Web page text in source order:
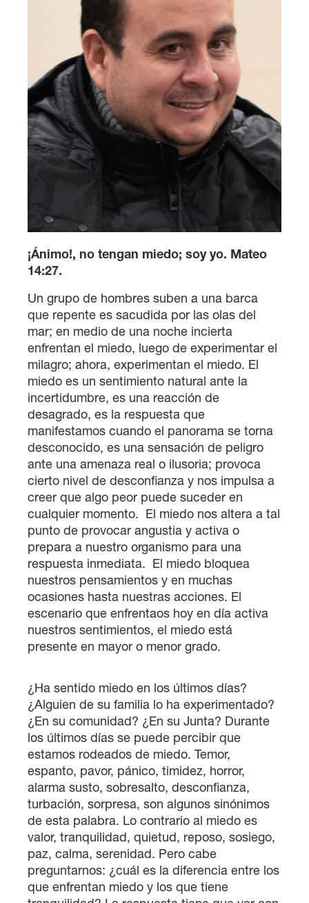
¡Ánimo!, no tengan miedo; soy yo. Mateo
14:27.
Un grupo de hombres suben a una barca
que repente es sacudida por las olas del
mar; en medio de una noche incierta
enfrentan el miedo, luego de experimentar el
milagro; ahora, experimentan el miedo. El
miedo es un sentimiento natural ante la
incertidumbre, es una reacción de
desagrado, es la respuesta que
manifestamos cuando el panorama se torna
desconocido, es una sensación de peligro
ante una amenaza real o ilusoria; provoca
cierto nivel de desconfianza y nos impulsa a
creer que algo peor puede suceder en
cualquier momento. El miedo nos altera a tal
punto de provocar angustia y activa o
prepara a nuestro organismo para una
respuesta inmediata. El miedo bloquea
nuestros pensamientos y en muchas
ocasiones hasta nuestras acciones. El
escenario que enfrentaos hoy en día activa
nuestros sentimientos, el miedo está
presente en mayor o menor grado.
¿Ha sentido miedo en los últimos días?
¿Alguien de su familia lo ha experimentado?
¿En su comunidad? ¿En su Junta? Durante
los últimos días se puede percibir que
estamos rodeados de miedo. Temor,
espanto, pavor, pánico, timidez, horror,
alarma susto, sobresalto, desconfianza,
turbación, sorpresa, son algunos sinónimos
de esta palabra. Lo contrario al miedo es
valor, tranquilidad, quietud, reposo, sosiego,
paz, calma, serenidad. Pero cabe
preguntarnos: ¿cuál es la diferencia entre los
que enfrentan miedo y los que tiene